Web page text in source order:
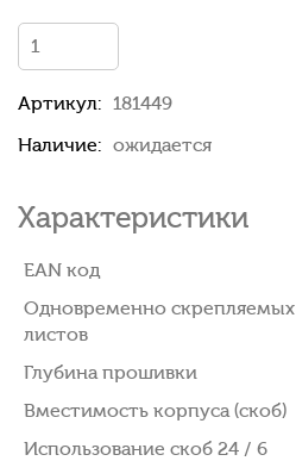
Артикул: 181449
Наличие: ожидается
Характеристики
EAN код
Одновременно скрепляемых
листов
Глубина прошивки
Вместимость корпуса (скоб)
Использование скоб 24 / 6